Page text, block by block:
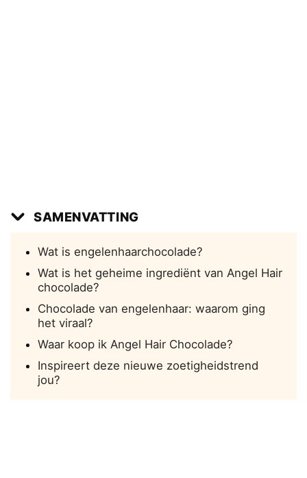
SAMENVATTING
Wat is engelenhaarchocolade?
Wat is het geheime ingrediënt van Angel Hair
chocolade?
Chocolade van engelenhaar: waarom ging
het viraal?
Waar koop ik Angel Hair Chocolade?
Inspireert deze nieuwe zoetigheidstrend
jou?